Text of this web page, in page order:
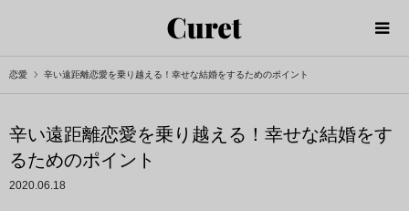
恋愛 辛い遠距離恋愛を乗り越える！幸せな結婚をするためのポイント
辛い遠距離恋愛を乗り越える！幸せな結婚をす
るためのポイント
2020.06.18